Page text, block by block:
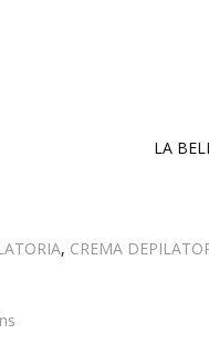
LA
, CREMA